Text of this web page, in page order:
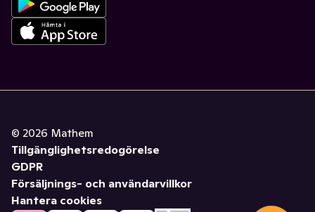
© 2026 Mathem
Tillgänglighetsredogörelse
GDPR
Försäljnings- och användarvillkor
Hantera cookies